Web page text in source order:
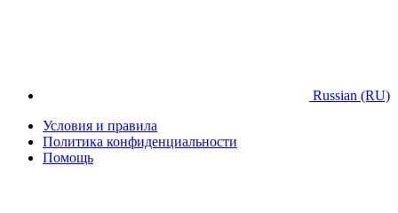
Russian (RU)
Условия и правила
Политика конфиденциальности
Помощь